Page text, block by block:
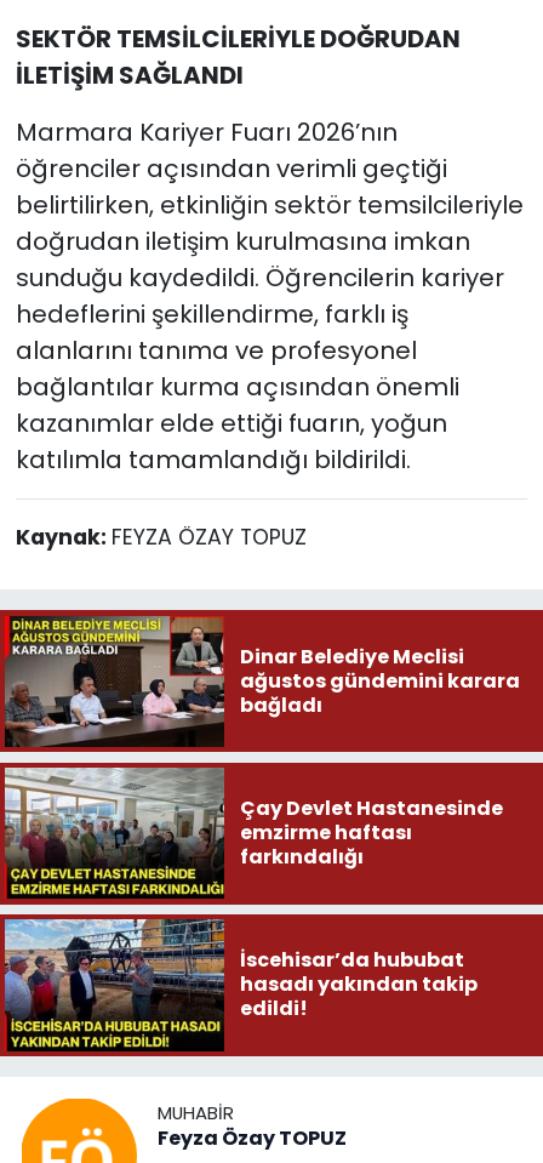
SEKTÖR TEMSİLCİLERİYLE DOĞRUDAN
İLETİŞİM SAĞLANDI
Marmara Kariyer Fuarı 2026’nın
öğrenciler açısından verimli geçtiği
belirtilirken, etkinliğin sektör temsilcileriyle
doğrudan iletişim kurulmasına imkan
sunduğu kaydedildi. Öğrencilerin kariyer
hedeflerini şekillendirme, farklı iş
alanlarını tanıma ve profesyonel
bağlantılar kurma açısından önemli
kazanımlar elde ettiği fuarın, yoğun
katılımla tamamlandığı bildirildi.
Kaynak: FEYZA ÖZAY TOPUZ
Dinar Belediye Meclisi
ağustos gündemini karara
bağladı
Çay Devlet Hastanesinde
emzirme haftası
farkındalığı
İscehisar’da hububat
hasadı yakından takip
edildi!
MUHABIR
Feyza Özay TOPUZ